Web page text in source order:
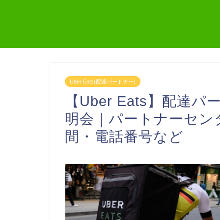
Uber Eats(配達パートナー)
【Uber Eats】配達パ
明会｜パートナーセ
間・電話番号など